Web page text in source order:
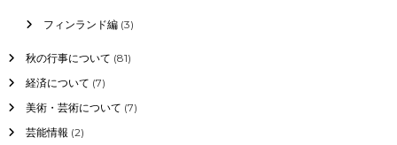
フィンランド編(3)
秋の行事について (81)
経済について (7)
美術・芸術について (7)
芸能情報 (2)